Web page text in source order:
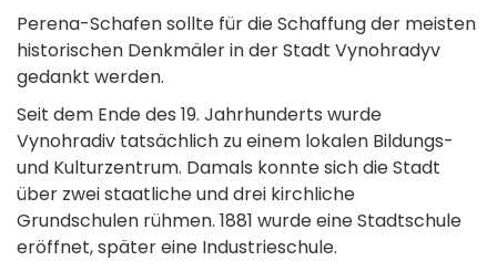
Perena-Schafen sollte für die Schaffung der meisten
historischen Denkmäler in der Stadt Vynohradyv
gedankt werden.
Seit dem Ende des 19. Jahrhunderts wurde
Vynohradiv tatsächlich zu einem lokalen Bildungs-
und Kulturzentrum. Damals konnte sich die Stadt
über zwei staatliche und drei kirchliche
Grundschulen rühmen. 1881 wurde eine Stadtschule
eröffnet, später eine Industrieschule.